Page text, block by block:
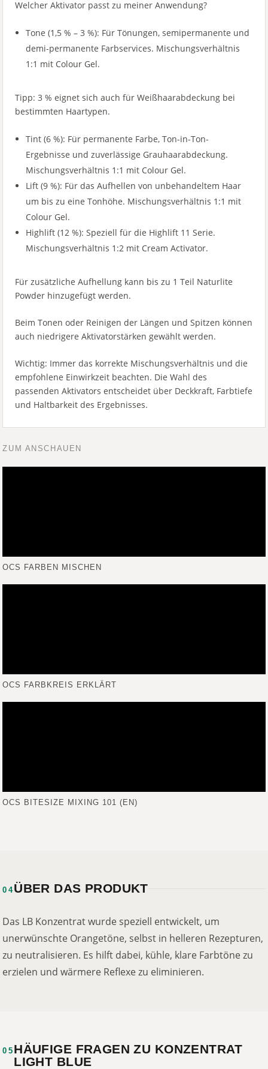
Welcher Aktivator passt zu meiner Anwendung?
Tone (1,5 % – 3 %): Für Tönungen, semipermanente und
demi-permanente Farbservices. Mischungsverhältnis
1:1 mit Colour Gel.
Tipp: 3 % eignet sich auch für Weißhaarabdeckung bei
bestimmten Haartypen.
Tint (6 %): Für permanente Farbe, Ton-in-Ton-
Ergebnisse und zuverlässige Grauhaarabdeckung.
Mischungsverhältnis 1:1 mit Colour Gel.
Lift (9 %): Für das Aufhellen von unbehandeltem Haar
um bis zu eine Tonhöhe. Mischungsverhältnis 1:1 mit
Colour Gel.
Highlift (12 %): Speziell für die Highlift 11 Serie.
Mischungsverhältnis 1:2 mit Cream Activator.
Für zusätzliche Aufhellung kann bis zu 1 Teil Naturlite
Powder hinzugefügt werden.
Beim Tonen oder Reinigen der Längen und Spitzen können
auch niedrigere Aktivatorstärken gewählt werden.
Wichtig: Immer das korrekte Mischungsverhältnis und die
empfohlene Einwirkzeit beachten. Die Wahl des
passenden Aktivators entscheidet über Deckkraft, Farbtiefe
und Haltbarkeit des Ergebnisses.
ZUM ANSCHAUEN
OCS FARBEN MISCHEN
OCS FARBKREIS ERKLÄRT
OCS BITESIZE MIXING 101 (EN)
04ÜBER DAS PRODUKT
Das LB Konzentrat wurde speziell entwickelt, um
unerwünschte Orangetöne, selbst in helleren Rezepturen,
zu neutralisieren. Es hilft dabei, kühle, klare Farbtöne zu
erzielen und wärmere Reflexe zu eliminieren.
05 HÄUFIGE FRAGEN ZU KONZENTRAT
LIGHT BLUE